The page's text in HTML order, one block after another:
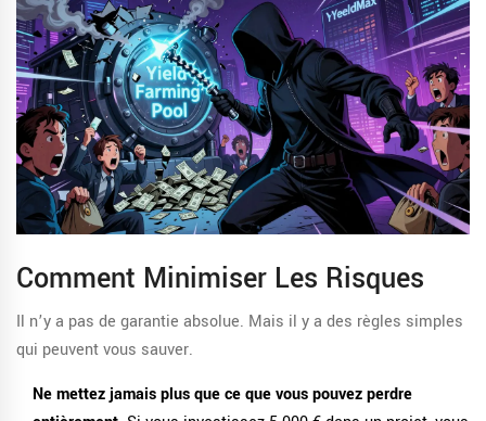
Comment Minimiser Les Risques
Il n’y a pas de garantie absolue. Mais il y a des règles simples
qui peuvent vous sauver.
Ne mettez jamais plus que ce que vous pouvez perdre